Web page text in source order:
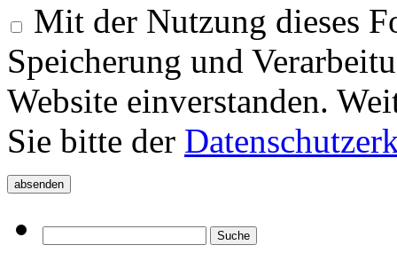
Mit der Nutzung dieses
Speicherung und
Website einverstanden.
Sie bitte der